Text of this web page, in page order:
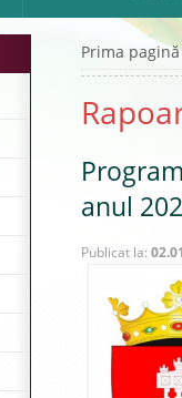
Prima pagină
anul
Publicat la: